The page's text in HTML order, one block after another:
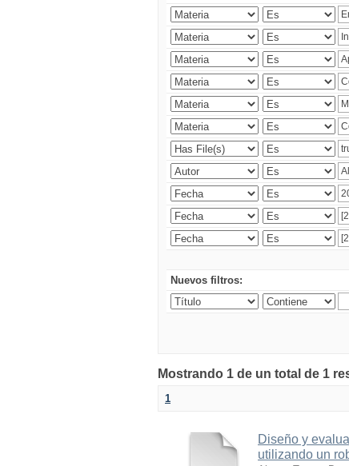
Nuevos filtros:
Mostrando 1 de un total de 1
1
Diseño y
utilizando un